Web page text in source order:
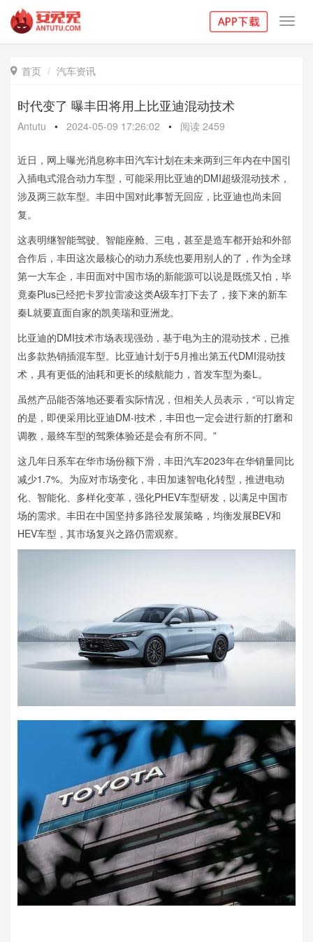
 首页 汽车资讯
时代变了 曝丰田将用上比亚迪混动技术
Antutu • 2024-05-09 17:26:02 • 阅读 2459
近日，网上曝光消息称丰田汽车计划在未来两到三年内在中国引
入插电式混合动力车型，可能采用比亚迪的DMI超级混动技术，
涉及两三款车型。丰田中国对此事暂无回应，比亚迪也尚未回
复。
这表明继智能驾驶、智能座舱、三电，甚至是造车都开始和外部
合作后，丰田这次最核心的动力系统也要用别人的了，作为全球
第一大车企，丰田面对中国市场的新能源可以说是既慌又怕，毕
竟秦Plus已经把卡罗拉雷凌这类A级车打下去了，接下来的新车
秦L就要直面自家的凯美瑞和亚洲龙。
比亚迪的DMI技术市场表现强劲，基于电为主的混动技术，已推
出多款热销插混车型。比亚迪计划于5月推出第五代DMI混动技
术，具有更低的油耗和更长的续航能力，首发车型为秦L。
虽然产品能否落地还要看实际情况，但相关人员表示，“可以肯定
的是，即便采用比亚迪DM-i技术，丰田也一定会进行新的打磨和
调教，最终车型的驾乘体验还是会有所不同。”
这几年日系车在华市场份额下滑，丰田汽车2023年在华销量同比
减少1.7%。为应对市场变化，丰田加速智电化转型，推进电动
化、智能化、多样化变革，强化PHEV车型研发，以满足中国市
场的需求。丰田在中国坚持多路径发展策略，均衡发展BEV和
HEV车型，其市场复兴之路仍需观察。